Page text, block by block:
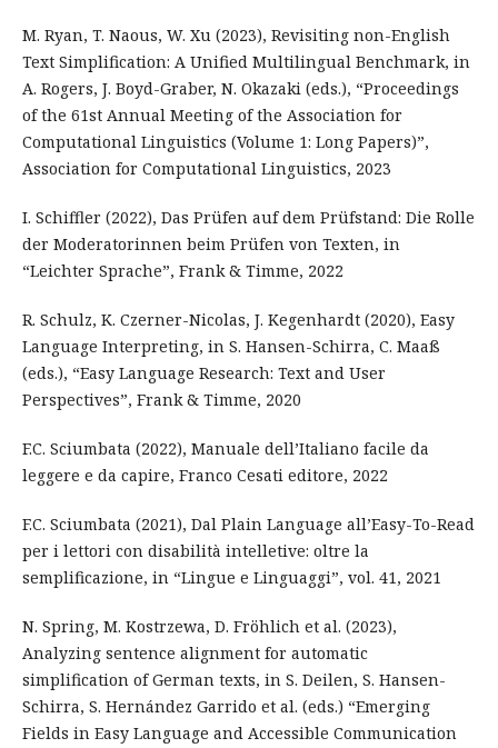
M. Ryan, T. Naous, W. Xu (2023), Revisiting non-English
Text Simplification: A Unified Multilingual Benchmark, in
A. Rogers, J. Boyd-Graber, N. Okazaki (eds.), “Proceedings
of the 61st Annual Meeting of the Association for
Computational Linguistics (Volume 1: Long Papers)”,
Association for Computational Linguistics, 2023
I. Schiffler (2022), Das Prüfen auf dem Prüfstand: Die Rolle
der Moderatorinnen beim Prüfen von Texten, in
“Leichter Sprache”, Frank & Timme, 2022
R. Schulz, K. Czerner-Nicolas, J. Kegenhardt (2020), Easy
Language Interpreting, in S. Hansen-Schirra, C. Maaß
(eds.), “Easy Language Research: Text and User
Perspectives”, Frank & Timme, 2020
F.C. Sciumbata (2022), Manuale dell’Italiano facile da
leggere e da capire, Franco Cesati editore, 2022
F.C. Sciumbata (2021), Dal Plain Language all’Easy-To-Read
per i lettori con disabilità intelletive: oltre la
semplificazione, in “Lingue e Linguaggi”, vol. 41, 2021
N. Spring, M. Kostrzewa, D. Fröhlich et al. (2023),
Analyzing sentence alignment for automatic
simplification of German texts, in S. Deilen, S. Hansen-
Schirra, S. Hernández Garrido et al. (eds.) “Emerging
Fields in Easy Language and Accessible Communication